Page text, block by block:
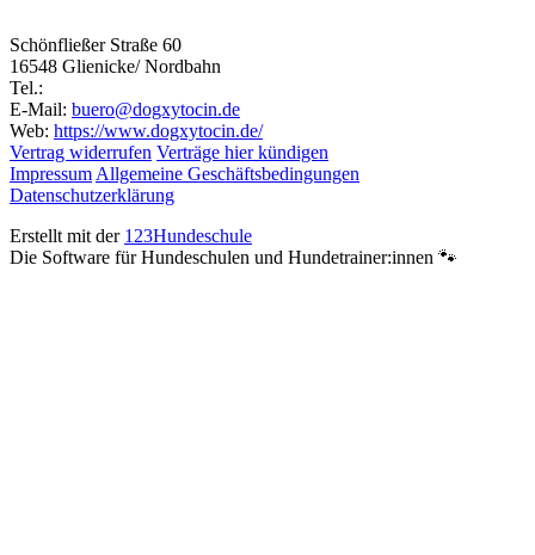
Schönfließer Straße 60
16548 Glienicke/ Nordbahn
Tel.:
E-Mail: buero@dogxytocin.de
Web: https://www.dogxytocin.de/
Vertrag widerrufen Verträge hier kündigen
Impressum Allgemeine Geschäftsbedingungen
Datenschutzerklärung
Erstellt mit der 123Hundeschule
Die Software für Hundeschulen und Hundetrainer:innen 🐾